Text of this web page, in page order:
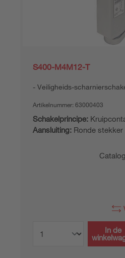
S400-M4M12-T
Veiligheids-
Artikelnummer: 63000403
Schakelprincipe:
Aansluiting: Ronde stekker
In de